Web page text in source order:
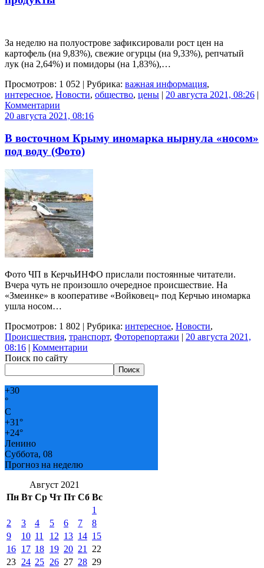
За неделю на полуострове зафиксировали рост цен на
картофель (на 9,83%), свежие огурцы (на 9,33%), репчатый
лук (на 2,64%) и помидоры (на 1,83%),…
Просмотров: 1 052 | Рубрика: важная информация,
интересное, Новости, общество, цены | 20 августа 2021, 08:26 |
Комментарии
20 августа 2021, 08:16
В восточном Крыму иномарка нырнула «носом»
под воду (Фото)
Фото ЧП в КерчьИНФО прислали постоянные читатели.
Вчера чуть не произошло очередное происшествие. На
«Змеинке» в кооперативе «Войковец» под Керчью иномарка
ушла носом…
Просмотров: 1 802 | Рубрика: интересное, Новости,
Происшествия, транспорт, Фоторепортажи | 20 августа 2021,
08:16 | Комментарии
Поиск по сайту
Поиск
+30
°
C
+31°
+24°
Ленино
Суббота, 08
Прогноз на неделю
Август 2021
Пн Вт Ср Чт Пт Сб Вс
1
2
3 4 5 6 7
8
9
10 11 12 13 14 15
16 17 18 19 20 21
22
23 24 25 26 27 28 29